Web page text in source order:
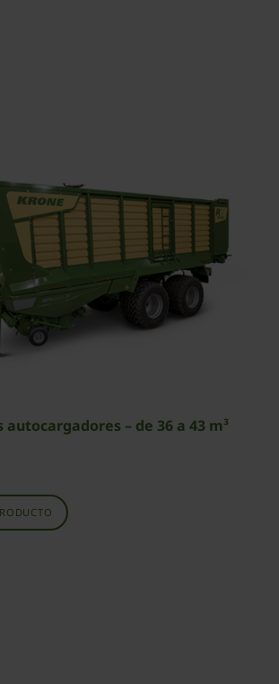
autocargadores – de 36 a 43 m³